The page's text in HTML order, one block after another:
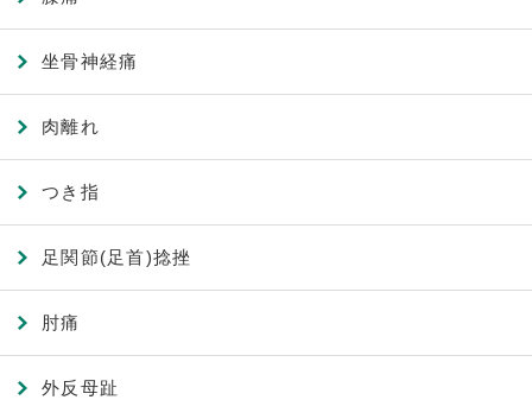
坐骨神経痛
肉離れ
つき指
足関節(足首)捻挫
肘痛
外反母趾